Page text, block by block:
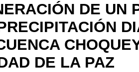
DE UN
DE LA PAZ